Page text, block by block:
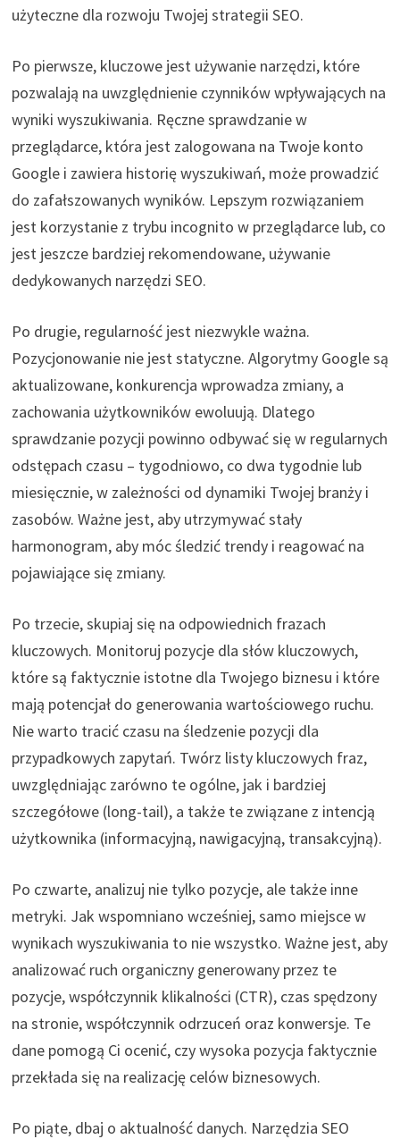
użyteczne dla rozwoju Twojej strategii SEO.
Po pierwsze, kluczowe jest używanie narzędzi, które
pozwalają na uwzględnienie czynników wpływających na
wyniki wyszukiwania. Ręczne sprawdzanie w
przeglądarce, która jest zalogowana na Twoje konto
Google i zawiera historię wyszukiwań, może prowadzić
do zafałszowanych wyników. Lepszym rozwiązaniem
jest korzystanie z trybu incognito w przeglądarce lub, co
jest jeszcze bardziej rekomendowane, używanie
dedykowanych narzędzi SEO.
Po drugie, regularność jest niezwykle ważna.
Pozycjonowanie nie jest statyczne. Algorytmy Google są
aktualizowane, konkurencja wprowadza zmiany, a
zachowania użytkowników ewoluują. Dlatego
sprawdzanie pozycji powinno odbywać się w regularnych
odstępach czasu – tygodniowo, co dwa tygodnie lub
miesięcznie, w zależności od dynamiki Twojej branży i
zasobów. Ważne jest, aby utrzymywać stały
harmonogram, aby móc śledzić trendy i reagować na
pojawiające się zmiany.
Po trzecie, skupiaj się na odpowiednich frazach
kluczowych. Monitoruj pozycje dla słów kluczowych,
które są faktycznie istotne dla Twojego biznesu i które
mają potencjał do generowania wartościowego ruchu.
Nie warto tracić czasu na śledzenie pozycji dla
przypadkowych zapytań. Twórz listy kluczowych fraz,
uwzględniając zarówno te ogólne, jak i bardziej
szczegółowe (long-tail), a także te związane z intencją
użytkownika (informacyjną, nawigacyjną, transakcyjną).
Po czwarte, analizuj nie tylko pozycje, ale także inne
metryki. Jak wspomniano wcześniej, samo miejsce w
wynikach wyszukiwania to nie wszystko. Ważne jest, aby
analizować ruch organiczny generowany przez te
pozycje, współczynnik klikalności (CTR), czas spędzony
na stronie, współczynnik odrzuceń oraz konwersje. Te
dane pomogą Ci ocenić, czy wysoka pozycja faktycznie
przekłada się na realizację celów biznesowych.
Po piąte, dbaj o aktualność danych. Narzędzia SEO